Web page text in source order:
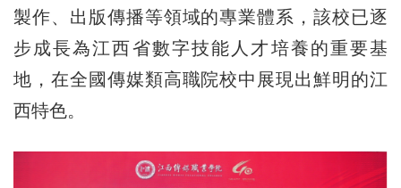
製作、出版傳播等領域的專業體系，該校已逐
步成長為江西省數字技能人才培養的重要基
地，在全國傳媒類高職院校中展現出鮮明的江
西特色。